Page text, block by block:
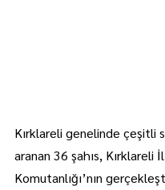
Kırklareli genelinde çeşitli
aranan 36 şahıs, Kırklareli
Komutanlığı’nın